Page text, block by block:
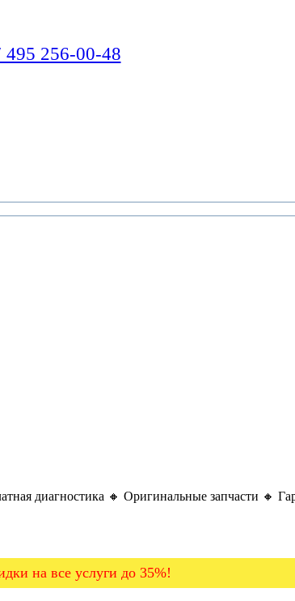
495 256-00-48
диагностика 🔸 Оригинальные запчасти 🔸
на все услуги до 35%!